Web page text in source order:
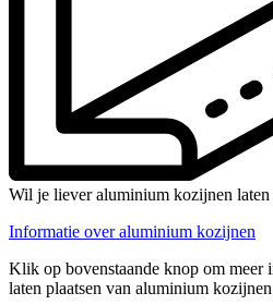
Wil je liever aluminium kozijnen laten
Informatie over aluminium kozijnen
Klik op bovenstaande knop om meer
laten plaatsen van aluminium